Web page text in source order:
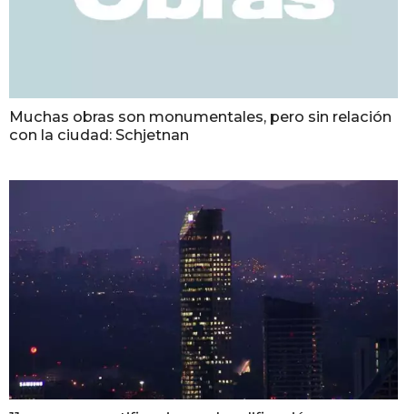
Muchas obras son monumentales, pero sin relación
con la ciudad: Schjetnan